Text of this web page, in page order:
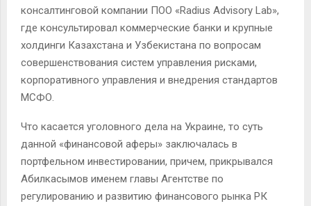
консалтинговой компании ПОО «Radius Advisory Lab»,
где консультировал коммерческие банки и крупные
холдинги Казахстана и Узбекистана по вопросам
совершенствования систем управления рисками,
корпоративного управления и внедрения стандартов
МСФО.
Что касается уголовного дела на Украине, то суть
данной «финансовой аферы» заключалась в
портфельном инвестировании, причем, прикрывался
Абилкасымов именем главы Агентстве по
регулированию и развитию финансового рынка РК